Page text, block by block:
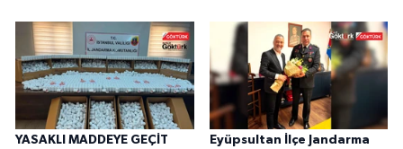
YASAKLI MADDEYE GEÇİT
Eyüpsultan İlçe Jandarma